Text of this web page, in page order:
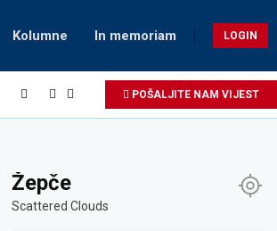
Kolumne In memoriam LOGIN
POŠALJITE NAM VIJEST
Žepče
Scattered Clouds